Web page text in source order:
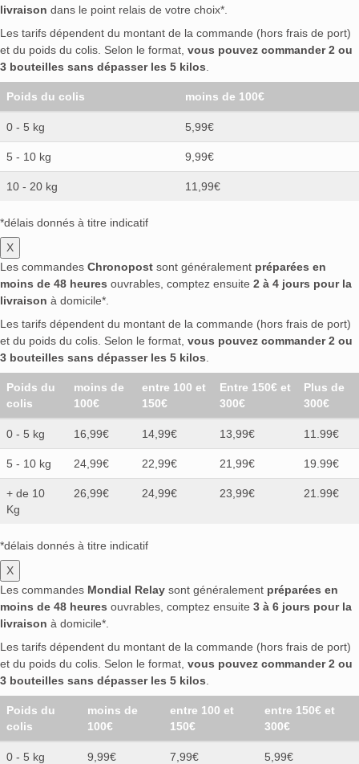
livraison dans le point relais de votre choix*.
Les tarifs dépendent du montant de la commande (hors frais de port)
et du poids du colis. Selon le format, vous pouvez commander 2 ou
3 bouteilles sans dépasser les 5 kilos
Poids du colis moins de 100€
0 - 5 kg 5,99€
5 - 10 kg 9,99€
10 - 20 kg 11,99€
*délais donnés à titre indicatif
X
Les commandes Chronopost sont généralement préparées en
moins de 48 heures ouvrables, comptez ensuite 2 à 4 jours pour la
livraison à domicile*.
Les tarifs dépendent du montant de la commande (hors frais de port)
et du poids du colis. Selon le format, vous pouvez commander 2 ou
3 bouteilles sans dépasser les 5 kilos
Poids du
colis
moins de
100€
entre 100 et
150€
Entre 150€ et
300€
Plus de
300€
0 - 5 kg 16,99€ 14,99€ 13,99€ 11.99€
5 - 10 kg 24,99€ 22,99€ 21,99€ 19.99€
+ de 10
Kg
26,99€ 24,99€ 23,99€ 21.99€
*délais donnés à titre indicatif
X
Les commandes Mondial Relay sont généralement préparées en
moins de 48 heures ouvrables, comptez ensuite 3 à 6 jours pour la
livraison à domicile*.
Les tarifs dépendent du montant de la commande (hors frais de port)
et du poids du colis. Selon le format, vous pouvez commander 2 ou
3 bouteilles sans dépasser les 5 kilos
Poids du
colis
moins de
100€
entre 100 et
150€
entre 150€ et
300€
0 - 5 kg 9,99€ 7,99€ 5,99€